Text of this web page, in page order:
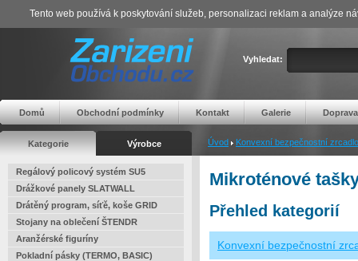
Vyhledat:
Domů Obchodní podmínky Kontakt Galerie Doprava
Kategorie Výrobce Úvod Konvexní bezpečnostní
Regálový policový systém SU5
Drážkové panely SLATWALL
Drátěný program, síťě, koše GRID
Stojany na oblečení ŠTENDR
Aranžérské figuríny
Pokladní pásky (TERMO, BASIC)
Mikroténové
Přehled kategorií
Konvexní bezpečnostní
Tento web používá k poskytování služeb, personalizaci reklam a analýze